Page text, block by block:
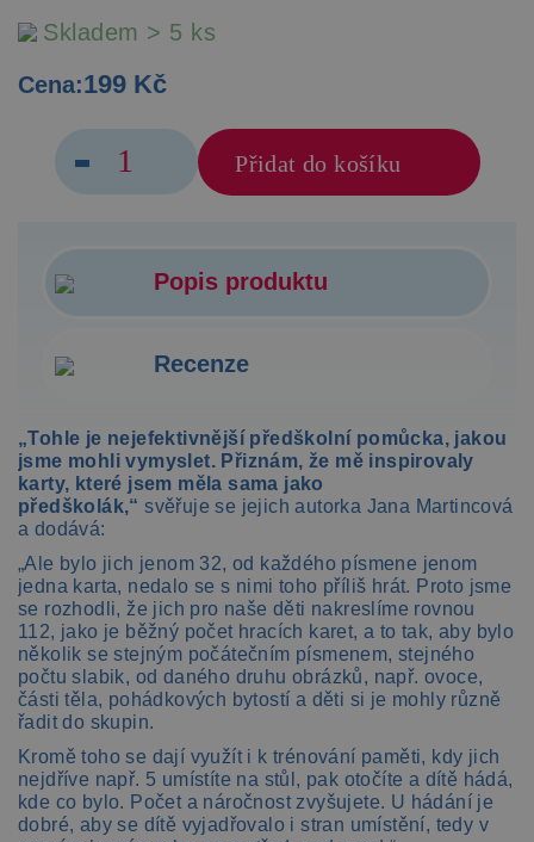
Skladem > 5 ks
Cena:199 Kč
Přidat do košíku
Popis produktu
Recenze
„Tohle je nejefektivnější předškolní pomůcka, jakou
jsme mohli vymyslet. Přiznám, že mě inspirovaly
karty, které jsem měla sama jako
předškolák,“ svěřuje se jejich autorka Jana Martincová
a dodává:
„Ale bylo jich jenom 32, od každého písmene jenom
jedna karta, nedalo se s nimi toho příliš hrát. Proto jsme
se rozhodli, že jich pro naše děti nakreslíme rovnou
112, jako je běžný počet hracích karet, a to tak, aby bylo
několik se stejným počátečním písmenem, stejného
počtu slabik, od daného druhu obrázků, např. ovoce,
části těla, pohádkových bytostí a děti si je mohly různě
řadit do skupin.
Kromě toho se dají využít i k trénování paměti, kdy jich
nejdříve např. 5 umístíte na stůl, pak otočíte a dítě hádá,
kde co bylo. Počet a náročnost zvyšujete. U hádání je
dobré, aby se dítě vyjadřovalo i stran umístění, tedy v